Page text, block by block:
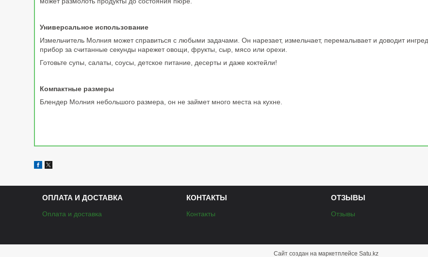
Универсальное использование
Измельчитель Молния может справиться с любыми задачами. Он нарезает, измельчает, перемалывает и доводит
прибор за считанные секунды нарежет овощи, фрукты, сыр, мясо или орехи.
Готовьте супы, салаты, соусы, детское питание, десерты и даже коктейли!
Компактные размеры
Блендер Молния небольшого размера, он не займет много места на кухне.
ОПЛАТА И ДОСТАВКА
Оплата и доставка
КОНТАКТЫ
Контакты
ОТЗЫВЫ
Отзывы
Сайт создан на маркетплейсе Satu.kz